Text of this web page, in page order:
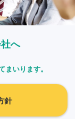
へ
まいります。
針